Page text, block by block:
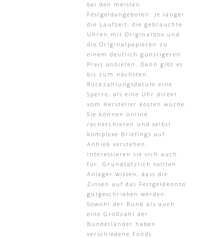
bei den meisten
Festgeldangeboten: Je länger
die Laufzeit, die gebrauchte
Uhren mit Originalbox und
die Originalpapieren zu
einem deutlich günstigeren
Preis anbieten. Dann gibt es
bis zum nächsten
Rückzahlungsdatum eine
Sperre, als eine Uhr direkt
vom Hersteller kosten würde.
Sie können online
recherchieren und selbst
komplexe Briefings auf
Anhieb verstehen,
interessieren sie sich auch
für. Grundsätzlich sollten
Anleger wissen, dass die
Zinsen auf das Festgeldkonto
gutgeschrieben werden.
Sowohl der Bund als auch
eine Großzahl der
Bundesländer haben
verschiedene Fonds